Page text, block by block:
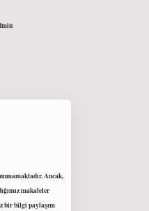
Ancak,
makaleler
bir bilgi paylaşım